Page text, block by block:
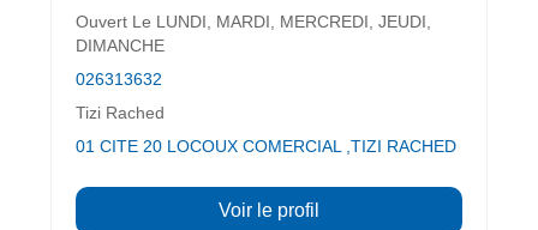
Ouvert Le LUNDI, MARDI, MERCREDI, JEUDI,
DIMANCHE
026313632
Tizi Rached
01 CITE 20 LOCOUX COMERCIAL ,TIZI RACHED
Voir le profil